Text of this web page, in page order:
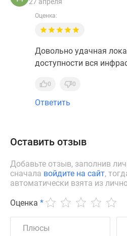
Оценка:
Довольно удачная
доступности вся
0 0
Ответить
Оставить отзыв
Добавьте отзыв, заполнив
сначала войдите на сайт,
автоматически взята из
Оценка *